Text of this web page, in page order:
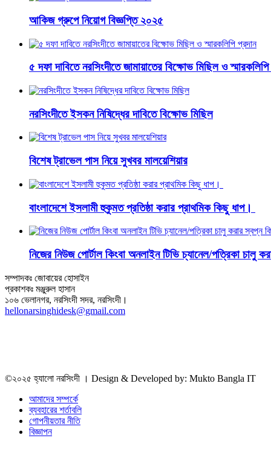
আকিজ গ্রুপে নিয়োগ বিজ্ঞপ্তি ২০২৫
৫ দফা দাবিতে নরসিংদীতে জামায়াতের বিক্ষোভ মিছিল ও
নরসিংদীতে ইসকন নিষিদ্ধের দাবিতে বিক্ষোভ মিছিল
বিশেষ ট্রাভেল পাস নিয়ে সুখবর মালয়েশিয়ার
বাংলাদেশে ইসলামী হুকুমত প্রতিষ্ঠা করার প্রাথমিক কিছু ধাপ।
নিজের নিউজ পোর্টাল কিংবা অনলাইন টিভি চ্যানেল/পত্রিকা
সম্পাদকঃ জোবায়ের হোসাইন
প্রকাশকঃ মঞ্জুরুল হাসান
১০৬ ভেলানগর, নরসিংদী সদর, নরসিংদী।
hellonarsinghidesk@gmail.com
©২০২৫ হ্যালো নরসিংদী । Design & Developed by: Mukto Bangla IT
আমাদের সম্পর্কে
ব্যবহারের শর্তাবলি
গোপনীয়তার নীতি
বিজ্ঞাপন